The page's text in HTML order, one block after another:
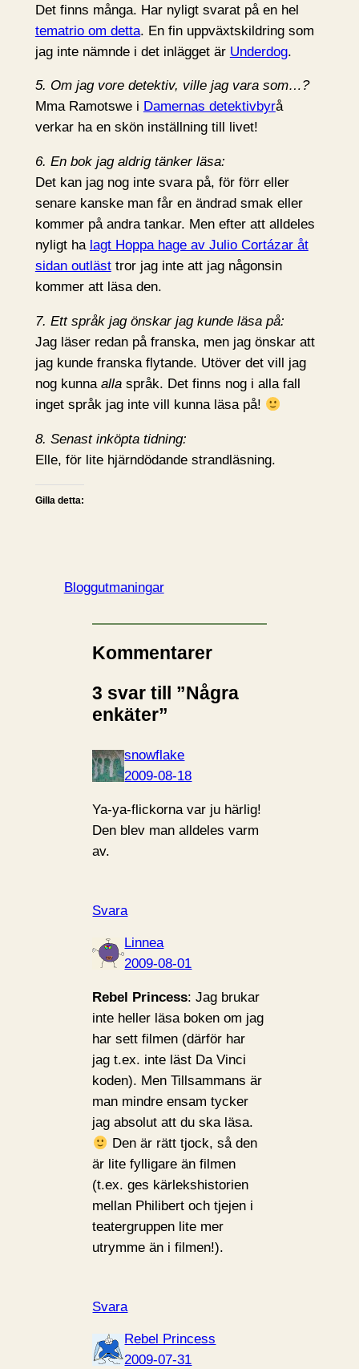
Det finns många. Har nyligt svarat på en hel
tematrio om detta. En fin uppväxtskildring som
jag inte nämnde i det inlägget är Underdog.
5. Om jag vore detektiv, ville jag vara som…?
Mma Ramotswe i Damernas detektivbyrå
verkar ha en skön inställning till livet!
6. En bok jag aldrig tänker läsa:
Det kan jag nog inte svara på, för förr eller
senare kanske man får en ändrad smak eller
kommer på andra tankar. Men efter att alldeles
nyligt ha lagt Hoppa hage av Julio Cortázar åt
sidan outlästtror jag inte att jag någonsin
kommer att läsa den.
7. Ett språk jag önskar jag kunde läsa på:
Jag läser redan på franska, men jag önskar att
jag kunde franska flytande. Utöver det vill jag
nog kunna allaspråk. Det finns nog i alla fall
inget språk jag inte vill kunna läsa på!
8. Senast inköpta tidning:
Elle, för lite hjärndödande strandläsning.
Gilla detta:
Bloggutmaningar
Kommentarer
3 svar till ”Några
enkäter”
snowflake
2009-08-18
Ya-ya-flickorna var ju härlig!
Den blev man alldeles varm
av.
Svara
Linnea
2009-08-01
Rebel Princess: Jag brukar
inte heller läsa boken om jag
har sett filmen (därför har
jag t.ex. inte läst Da Vinci
koden). Men Tillsammans är
man mindre ensam tycker
jag absolut att du ska läsa.
Den är rätt tjock, så den
är lite fylligare än filmen
(t.ex. ges kärlekshistorien
mellan Philibert och tjejen i
teatergruppen lite mer
utrymme än i filmen!).
Svara
Rebel Princess
2009-07-31